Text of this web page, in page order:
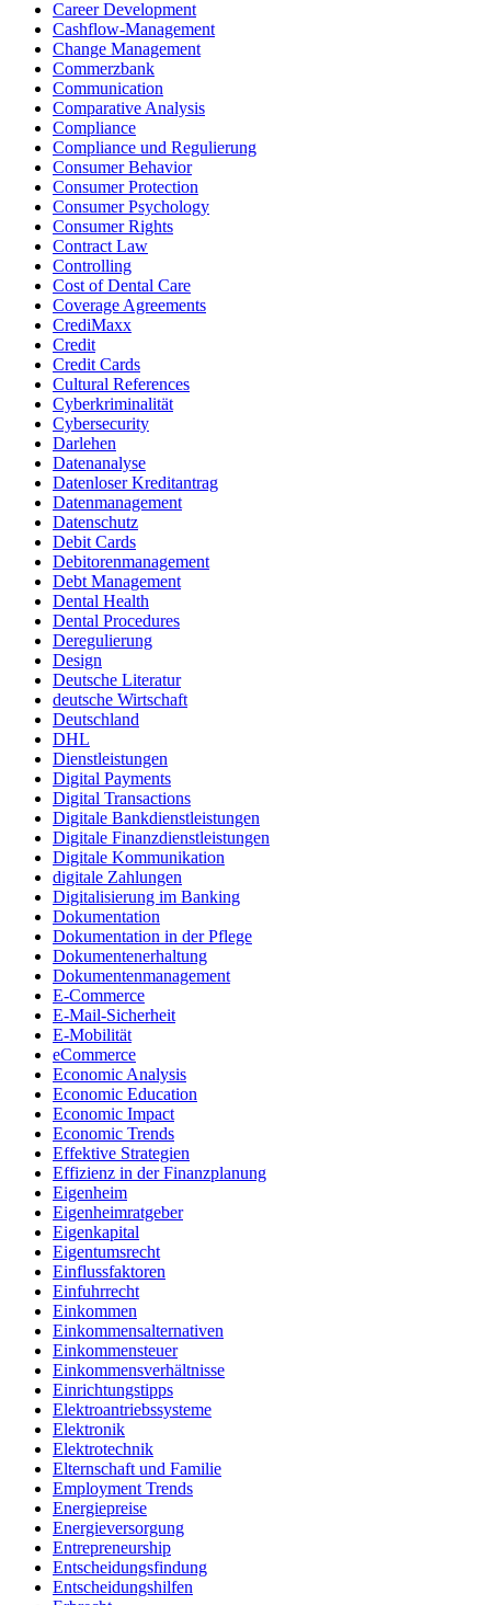
Career Development
Cashflow-Management
Change Management
Commerzbank
Communication
Comparative Analysis
Compliance
Compliance und Regulierung
Consumer Behavior
Consumer Protection
Consumer Psychology
Consumer Rights
Contract Law
Controlling
Cost of Dental Care
Coverage Agreements
CrediMaxx
Credit
Credit Cards
Cultural References
Cyberkriminalität
Cybersecurity
Darlehen
Datenanalyse
Datenloser Kreditantrag
Datenmanagement
Datenschutz
Debit Cards
Debitorenmanagement
Debt Management
Dental Health
Dental Procedures
Deregulierung
Design
Deutsche Literatur
deutsche Wirtschaft
Deutschland
DHL
Dienstleistungen
Digital Payments
Digital Transactions
Digitale Bankdienstleistungen
Digitale Finanzdienstleistungen
Digitale Kommunikation
digitale Zahlungen
Digitalisierung im Banking
Dokumentation
Dokumentation in der Pflege
Dokumentenerhaltung
Dokumentenmanagement
E-Commerce
E-Mail-Sicherheit
E-Mobilität
eCommerce
Economic Analysis
Economic Education
Economic Impact
Economic Trends
Effektive Strategien
Effizienz in der Finanzplanung
Eigenheim
Eigenheimratgeber
Eigenkapital
Eigentumsrecht
Einflussfaktoren
Einfuhrrecht
Einkommen
Einkommensalternativen
Einkommensteuer
Einkommensverhältnisse
Einrichtungstipps
Elektroantriebssysteme
Elektronik
Elektrotechnik
Elternschaft und Familie
Employment Trends
Energiepreise
Energieversorgung
Entrepreneurship
Entscheidungsfindung
Entscheidungshilfen